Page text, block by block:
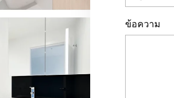
ข้อความ